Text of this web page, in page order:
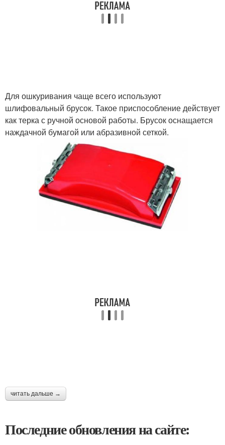
Для ошкуривания чаще всего используют
шлифовальный брусок. Такое приспособление действует
как терка с ручной основой работы. Брусок оснащается
наждачной бумагой или абразивной сеткой.
читать дальше →
Последние обновления на сайте: